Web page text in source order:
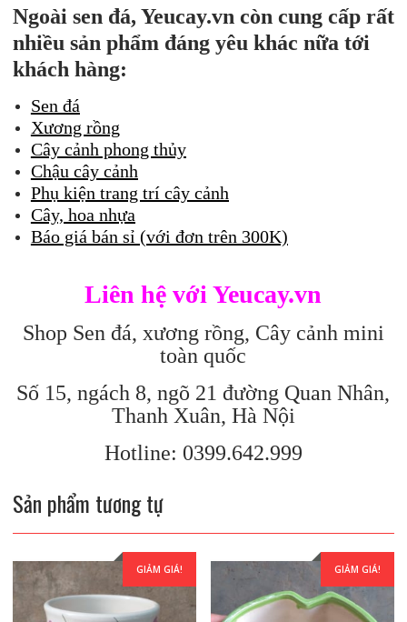
Ngoài sen đá, Yeucay.vn còn cung cấp rất
nhiều sản phẩm đáng yêu khác nữa tới
khách hàng:
Sen đá
Xương rồng
Cây cảnh phong thủy
Chậu cây cảnh
Phụ kiện trang trí cây cảnh
Cây, hoa nhựa
Báo giá bán sỉ (với đơn trên 300K)
Liên hệ với Yeucay.vn
Shop Sen đá, xương rồng, Cây cảnh mini
toàn quốc
Số 15, ngách 8, ngõ 21 đường Quan Nhân,
Thanh Xuân, Hà Nội
Hotline: 0399.642.999
Sản phẩm tương tự
GIẢM GIÁ! GIẢM GIÁ!